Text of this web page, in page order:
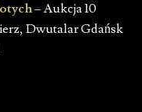
– Aukcja 10
Dwutalar Gdańsk